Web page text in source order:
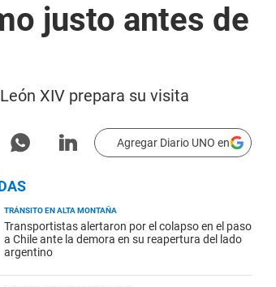
justo antes de
XIV prepara su visita
Agregar Diario UNO en
TRÁNSITO EN ALTA MONTAÑA
Transportistas alertaron por el colapso en el paso
a Chile ante la demora en su reapertura del lado
argentino